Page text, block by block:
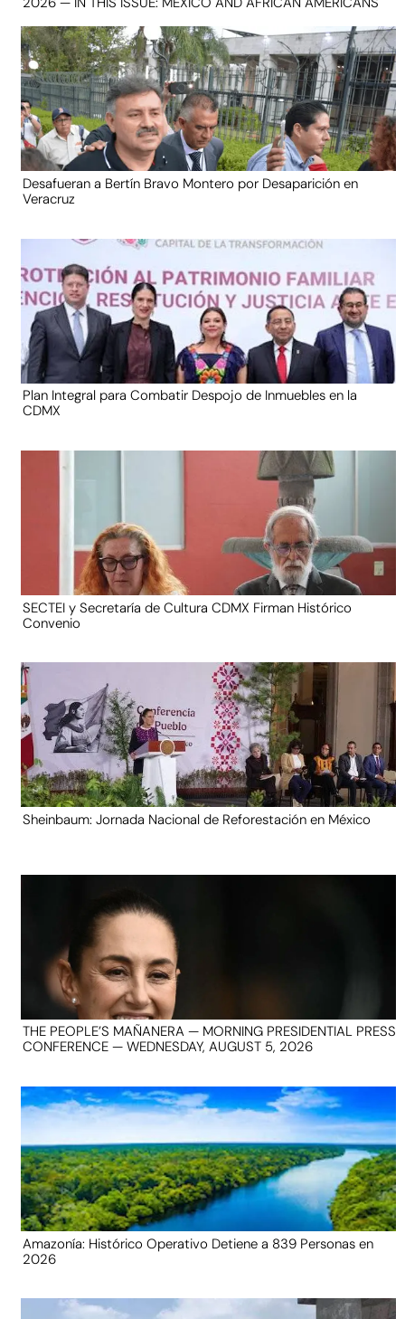
Desafueran a Bertín Bravo Montero por Desaparición en
Veracruz
Plan Integral para Combatir Despojo de Inmuebles en la
CDMX
SECTEI y Secretaría de Cultura CDMX Firman Histórico
Convenio
Sheinbaum: Jornada Nacional de Reforestación en México
THE PEOPLE’S MAÑANERA — MORNING PRESIDENTIAL PRESS
CONFERENCE — WEDNESDAY, AUGUST 5, 2026
Amazonía: Histórico Operativo Detiene a 839 Personas en
2026